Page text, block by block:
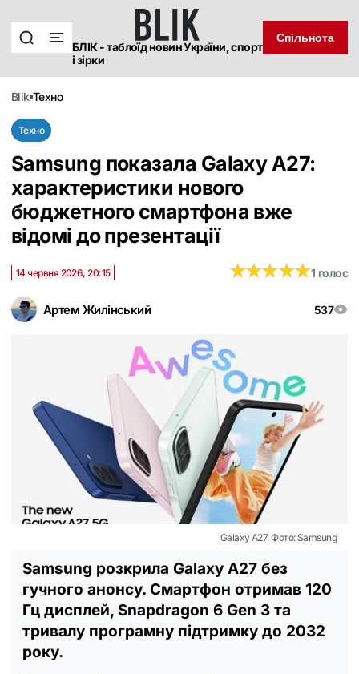
БЛІК - таблоїд новин України, спорт
і зірки
Спільнота
blik техно
Техно
Samsung показала Galaxy A27:
характеристики нового
бюджетного смартфона вже
відомі до презентації
Артем Жилінський 537
14 червня 2026, 20:15 ★★★★★
★★★★★1 голос
Galaxy A27. Фото: Samsung
Samsung розкрила Galaxy A27 без
гучного анонсу. Смартфон отримав 120
Гц дисплей, Snapdragon 6 Gen 3 та
тривалу програмну підтримку до 2032
року.